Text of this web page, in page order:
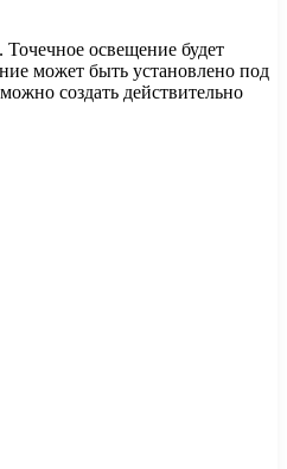
освещение будет
может быть установлено под
создать действительно